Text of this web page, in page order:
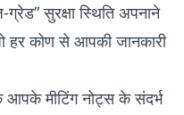
सुरक्षा स्थिति अपनाने
हर कोण से आपकी जानकारी
मीटिंग नोट्स के संदर्भ